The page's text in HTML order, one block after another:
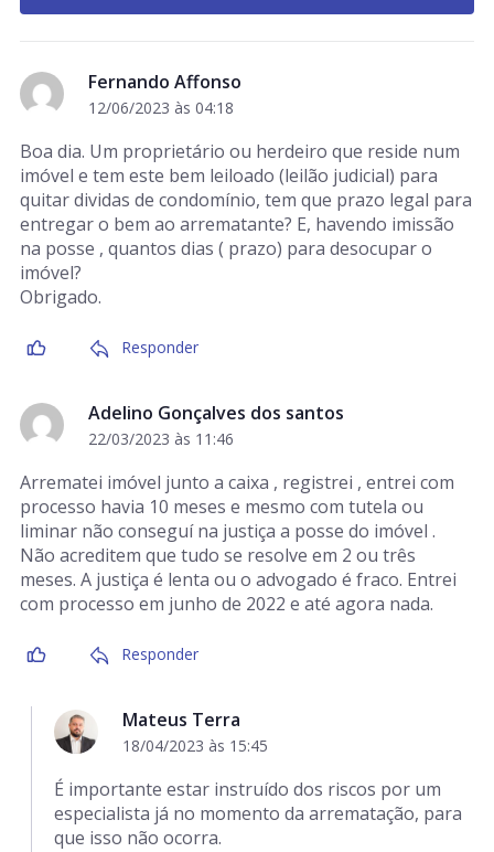
Fernando Affonso
12/06/2023 às 04:18
Boa dia. Um proprietário ou herdeiro que reside num
imóvel e tem este bem leiloado (leilão judicial) para
quitar dividas de condomínio, tem que prazo legal para
entregar o bem ao arrematante? E, havendo imissão
na posse , quantos dias ( prazo) para desocupar o
imóvel?
Obrigado.
Responder
Adelino Gonçalves dos santos
22/03/2023 às 11:46
Arrematei imóvel junto a caixa , registrei , entrei com
processo havia 10 meses e mesmo com tutela ou
liminar não conseguí na justiça a posse do imóvel .
Não acreditem que tudo se resolve em 2 ou três
meses. A justiça é lenta ou o advogado é fraco. Entrei
com processo em junho de 2022 e até agora nada.
Responder
Mateus Terra
18/04/2023 às 15:45
É importante estar instruído dos riscos por um
especialista já no momento da arrematação, para
que isso não ocorra.